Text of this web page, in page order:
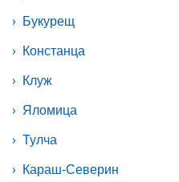
Букурещ
Констанца
Клуж
Яломица
Тулча
Караш-Северин